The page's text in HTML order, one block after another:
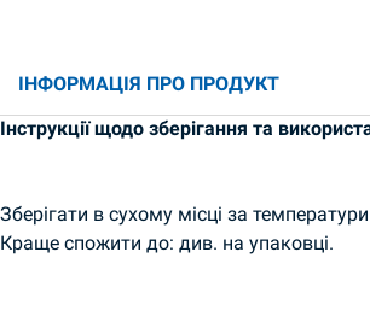
ІНФОРМАЦІЯ ПРО ПРОДУКТ
Інструкції щодо зберігання та
Зберігати в сухому місці за
Краще спожити до: див. на упаковці.